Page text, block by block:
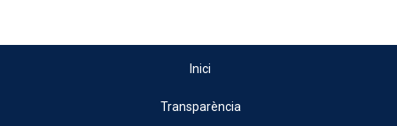
Inici
Transparència